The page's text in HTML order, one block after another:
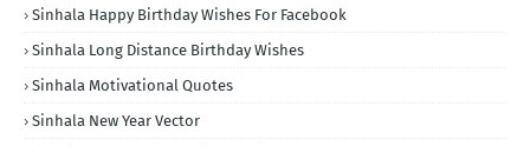
Sinhala Happy Birthday Wishes For Facebook
Sinhala Long Distance Birthday Wishes
Sinhala Motivational Quotes
Sinhala New Year Vector